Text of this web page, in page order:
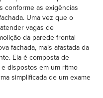
conforme as exigências
Uma vez que o
vagas de
da parede frontal
fachada, mais afastada da
Ela é composta de
dispostos em um ritmo
simplificada de um exame